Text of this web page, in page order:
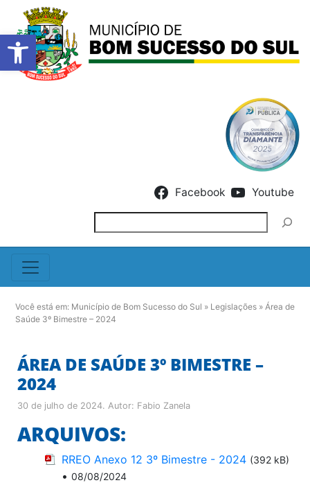
Barra de Ferramentas
Facebook Youtube
Você está em: Município de Bom Sucesso do Sul » Legislações » Área de
Saúde 3º Bimestre – 2024
ÁREA DE SAÚDE 3º BIMESTRE –
2024
30 de julho de 2024. Autor: Fabio Zanela
ARQUIVOS:
RREO Anexo 12 3º Bimestre - 2024 (392 kB)
• 08/08/2024